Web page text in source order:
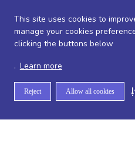
This site uses cookies to
manage your cookies
clicking the buttons below
. Learn more
Reject Allow all cookies